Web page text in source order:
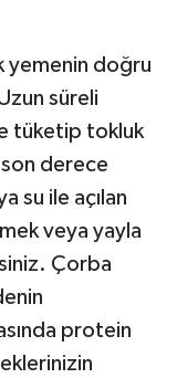
yemenin doğru
süreli
tüketip tokluk
derece
su ile açılan
veya yayla
Çorba
protein